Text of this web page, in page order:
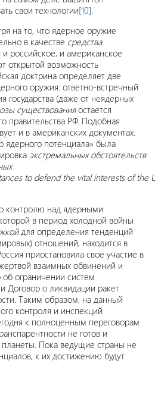
свои технологии[10].
на то, что ядерное оружие
в качестве средства
и российское, и американское
открытой возможность
доктрина определяет две
оружия: ответно-встречный
государства (даже от неядерных
существованияостается
правительства РФ. Подобная
и в американских документах.
потенциала» была
экстремальных обстоятельств
to defend the vital interests of the
контролю над ядерными
в период холодной войны
для определения тенденций
отношений, находится в
приостановила свое участие в
взаимных обвинений и
об ограничении систем
Договор о ликвидации ракет
Таким образом, на данный
контроля и инспекций
к полноценным переговорам
не готов и
Пока ведущие страны не
к их достижению будут